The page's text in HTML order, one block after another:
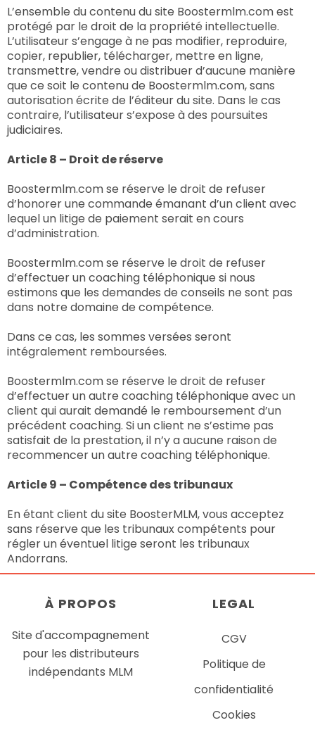
L’ensemble du contenu du site Boostermlm.com est
protégé par le droit de la propriété intellectuelle.
L’utilisateur s’engage à ne pas modifier, reproduire,
copier, republier, télécharger, mettre en ligne,
transmettre, vendre ou distribuer d’aucune manière
que ce soit le contenu de Boostermlm.com, sans
autorisation écrite de l’éditeur du site. Dans le cas
contraire, l’utilisateur s’expose à des poursuites
judiciaires.
Article 8 – Droit de réserve
Boostermlm.com se réserve le droit de refuser
d’honorer une commande émanant d’un client avec
lequel un litige de paiement serait en cours
d’administration.
Boostermlm.com se réserve le droit de refuser
d’effectuer un coaching téléphonique si nous
estimons que les demandes de conseils ne sont pas
dans notre domaine de compétence.
Dans ce cas, les sommes versées seront
intégralement remboursées.
Boostermlm.com se réserve le droit de refuser
d’effectuer un autre coaching téléphonique avec un
client qui aurait demandé le remboursement d’un
précédent coaching. Si un client ne s’estime pas
satisfait de la prestation, il n’y a aucune raison de
recommencer un autre coaching téléphonique.
Article 9 – Compétence des tribunaux
En étant client du site BoosterMLM, vous acceptez
sans réserve que les tribunaux compétents pour
régler un éventuel litige seront les tribunaux
Andorrans.
À PROPOS
Site d'accompagnement
pour les distributeurs
indépendants MLM
LEGAL
CGV
Politique de
confidentialité
Cookies